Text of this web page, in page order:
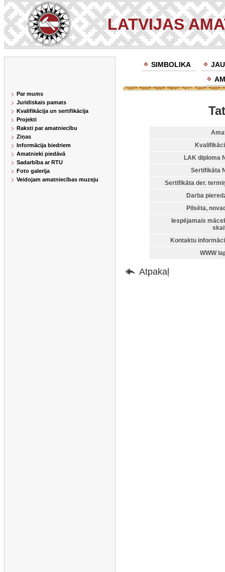
LATVIJAS
SIMBOLIKA
Par mums
Juridiskais pamats
Kvalifikācija un sertifikācija
Projekti
Raksti par amatniecību
Ziņas
Informācija biedriem
Amatnieki piedāvā
Sadarbība ar RTU
Foto galerija
Veidojam amatniecības muzeju
LAK diploma
Sertifikāta
Sertifikāta der.
Darba
Pilsēta,
Iespējamais
Kontaktu
WWW
Atpakaļ